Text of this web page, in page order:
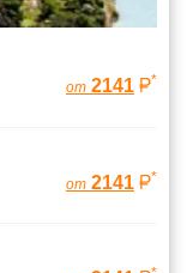
от 2141 *
от 2141 *